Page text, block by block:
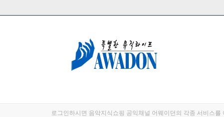
로그인하시면 음악지식쇼핑 공익채널 어웨이던의 각종 서비스를